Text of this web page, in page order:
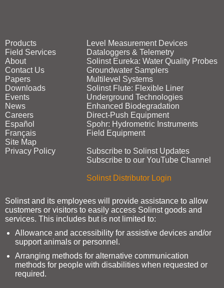
Products
Field Services
About
Contact Us
Papers
Downloads
Events
News
Careers
Español
Français
Site Map
Privacy Policy
Level Measurement Devices
Dataloggers & Telemetry
Solinst Eureka: Water Quality Probes
Groundwater Samplers
Multilevel Systems
Solinst Flute: Flexible Liner
Underground Technologies
Enhanced Biodegradation
Direct‑Push Equipment
Spohr: Hydrometric Instruments
Field Equipment
Subscribe to Solinst Updates
Subscribe to our YouTube Channel
Solinst Distributor Login
Solinst and its employees will provide assistance to allow
customers or visitors to easily access Solinst goods and
services. This includes but is not limited to:
Allowance and accessibility for assistive devices and/or
support animals or personnel.
Arranging methods for alternative communication
methods for people with disabilities when requested or
required.